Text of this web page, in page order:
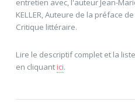
entretien avec, l'auteur Jean-
KELLER, Auteure de la préface
Critique littéraire.
Lire le descriptif complet et la
en cliquantici.